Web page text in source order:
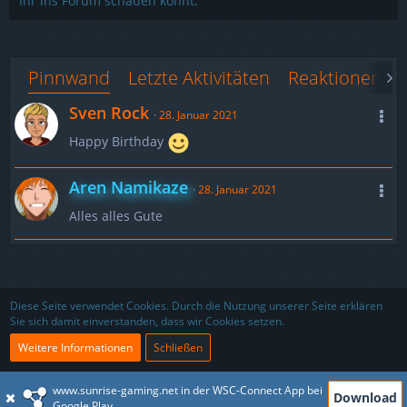
Pinnwand Letzte Aktivitäten Reaktionen
Sven Rock 28. Januar 2021
Happy Birthday
Aren Namikaze 28. Januar 2021
Alles alles Gute
Nutzungsbedingungen Datenschutzerklärung Impressum
Kontakt Partner
Community-Software:WoltLab Suite™ 5.4.9
www.sunrise-gaming.net in der WSC-Connect App bei
Download
Diese Seite verwendet Cookies. Durch die Nutzung unserer Seite erklären
Sie sich damit einverstanden, dass wir Cookies setzen.
Weitere Informationen
Schließen